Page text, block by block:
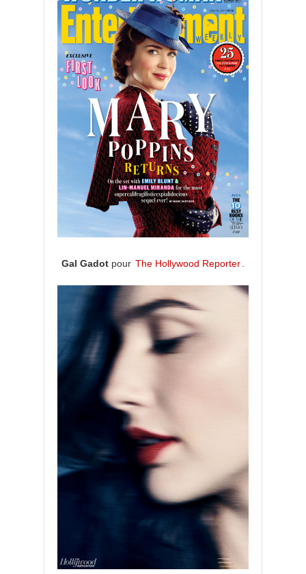
Gal Gadot pour The Hollywood Reporter.